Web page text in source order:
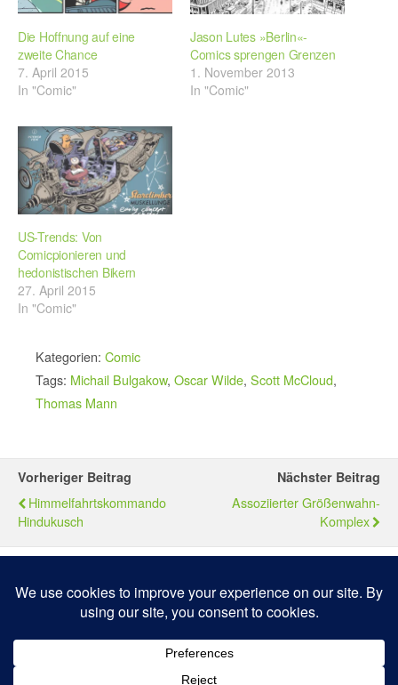
Die Hoffnung auf eine
zweite Chance
7. April 2015
In "Comic"
Jason Lutes »Berlin«-
Comics sprengen Grenzen
1. November 2013
In "Comic"
US-Trends: Von
Comicpionieren und
hedonistischen Bikern
27. April 2015
In "Comic"
Kategorien: Comic
Tags: Michail Bulgakow, Oscar Wilde, Scott McCloud,
Thomas Mann
Vorheriger Beitrag
Himmelfahrtskommando
Hindukusch
Nächster Beitrag
Assoziierter Größenwahn-
Komplex
Zum Seitenanfang
Mobil Desktop